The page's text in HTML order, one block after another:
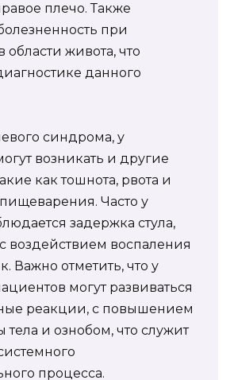
плечо. Также
при
живота, что
данного
синдрома, у
возникать и другие
как тошнота, рвота и
Часто у
задержка стула,
воздействием воспаления
Важно отметить, что у
могут развиваться
реакции, с повышением
тела и ознобом, что служит
процесса.